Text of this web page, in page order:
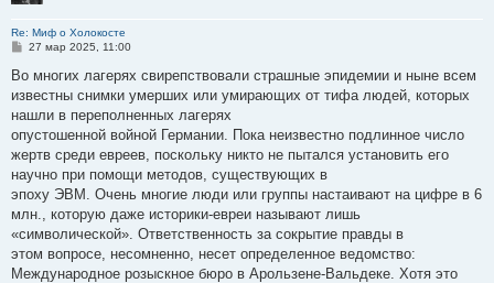
Re: Миф о Холокосте
С
о
щ
е
и
е
27 мар 2025, 11:00
Во многих лагерях свирепствовали страшные эпидемии и ныне всем
известны снимки умерших или умирающих от тифа людей, которых
нашли в переполненных лагерях
опустошенной войной Германии. Пока неизвестно подлинное число
жертв среди евреев, поскольку никто не пытался установить его
научно при помощи методов, существующих в
эпоху ЭВМ. Очень многие люди или группы настаивают на цифре в 6
млн., которую даже историки-евреи называют лишь
«символической». Ответственность за сокрытие правды в
этом вопросе, несомненно, несет определенное ведомство:
Международное розыскное бюро в Арользене-Вальдеке. Хотя это